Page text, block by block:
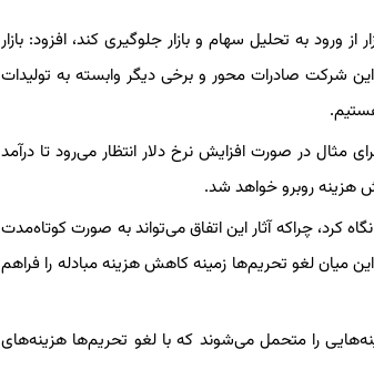
ورود به تحلیل سهام و بازار جلوگیری کند، افزود: بازار
این بازار می شود، برخی از این شرکت صادرات محور و برخی دیگر وابسته به تولیدات
مثال در صورت افزایش نرخ دلار انتظار می‌رود تا درآمد
هزینه روبرو خواهد شد.
کرد، چراکه آثار این اتفاق می‌تواند به صورت کوتاه‌مدت
میان لغو تحریم‌ها زمینه کاهش هزینه مبادله را فراهم
را متحمل می‌شوند که با لغو تحریم‌ها هزینه‌های